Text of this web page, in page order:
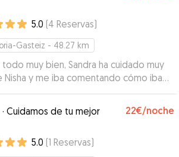
5.0 (4 Reservas)
Gasteiz - 48.27 km
todo muy bien, Sandra ha cuidado muy
Nisha y me iba comentando cómo iba
perro un bendito, se llevará bien con
perro. Recomendable.
· Cuidamos de tu mejor
22€/noche
5.0 (1 Reservas)